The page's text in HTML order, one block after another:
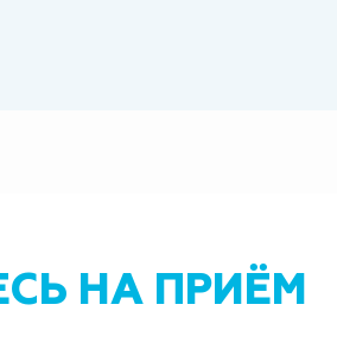
НА ПРИЁМ